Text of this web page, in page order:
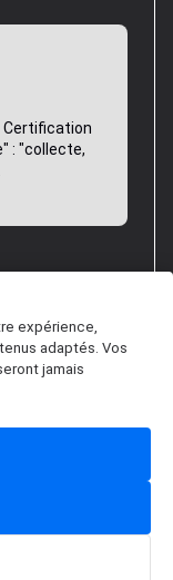
Certification
: "collecte,
expérience,
adaptés. Vos
jamais